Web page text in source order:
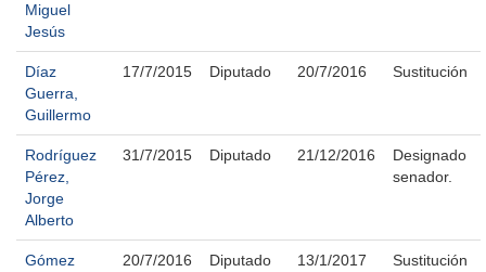
Miguel
Jesús
Díaz
Guerra,
Guillermo
17/7/2015 Diputado 20/7/2016 Sustitución
Rodríguez
Pérez,
Jorge
Alberto
31/7/2015 Diputado 21/12/2016
Designado
senador.
Gómez
20/7/2016 Diputado 13/1/2017 Sustitución